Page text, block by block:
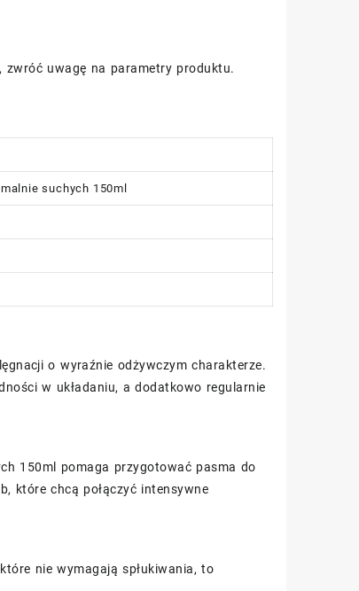
zwróć uwagę na parametry produktu.
suchych 150ml
o wyraźnie odżywczym charakterze.
w układaniu, a dodatkowo regularnie
150ml pomaga przygotować pasma do
które chcą połączyć intensywne
nie wymagają spłukiwania, to